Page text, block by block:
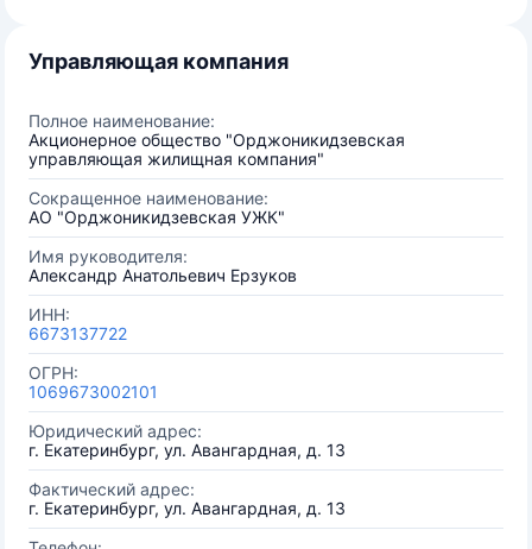
Управляющая компания
Полное наименование:
Акционерное общество "Орджоникидзевская
управляющая жилищная компания"
Сокращенное наименование:
АО "Орджоникидзевская УЖК"
Имя руководителя:
Александр Анатольевич Ерзуков
ИНН:
6673137722
ОГРН:
1069673002101
Юридический адрес:
г. Екатеринбург, ул. Авангардная, д. 13
Фактический адрес:
г. Екатеринбург, ул. Авангардная, д. 13